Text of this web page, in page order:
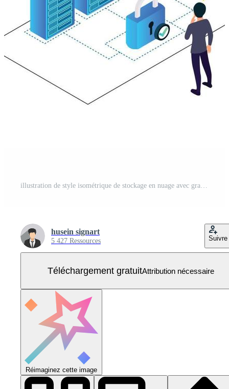
illustration de style isométrique de stockage en nuage avec grand serveur Vecteur Gratuit
husein signart
5 427 Ressources Suivre
Téléchargement gratuitAttribution nécessaire
Réimaginez cette image